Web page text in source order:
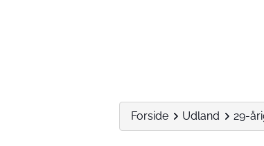
Forside Udland 29-